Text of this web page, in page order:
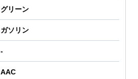
グリーン
ガソリン
-
AAC